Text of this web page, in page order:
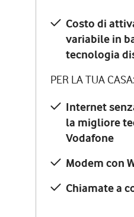
Costo di
variabile in
tecnologia
PER LA TUA CASA:
Internet
la migliore
Vodafone
Modem con
Chiamate a
Costo
PER LA TUA
la
Modem